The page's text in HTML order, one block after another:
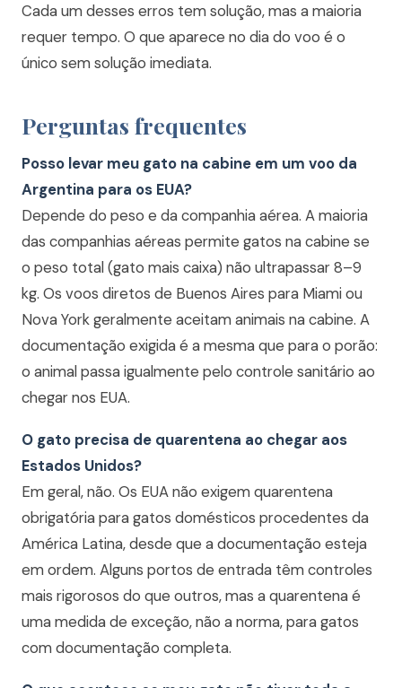
Cada um desses erros tem solução, mas a maioria
requer tempo. O que aparece no dia do voo é o
único sem solução imediata.
Perguntas frequentes
Posso levar meu gato na cabine em um voo da
Argentina para os EUA?
Depende do peso e da companhia aérea. A maioria
das companhias aéreas permite gatos na cabine se
o peso total (gato mais caixa) não ultrapassar 8–9
kg. Os voos diretos de Buenos Aires para Miami ou
Nova York geralmente aceitam animais na cabine. A
documentação exigida é a mesma que para o porão:
o animal passa igualmente pelo controle sanitário ao
chegar nos EUA.
O gato precisa de quarentena ao chegar aos
Estados Unidos?
Em geral, não. Os EUA não exigem quarentena
obrigatória para gatos domésticos procedentes da
América Latina, desde que a documentação esteja
em ordem. Alguns portos de entrada têm controles
mais rigorosos do que outros, mas a quarentena é
uma medida de exceção, não a norma, para gatos
com documentação completa.